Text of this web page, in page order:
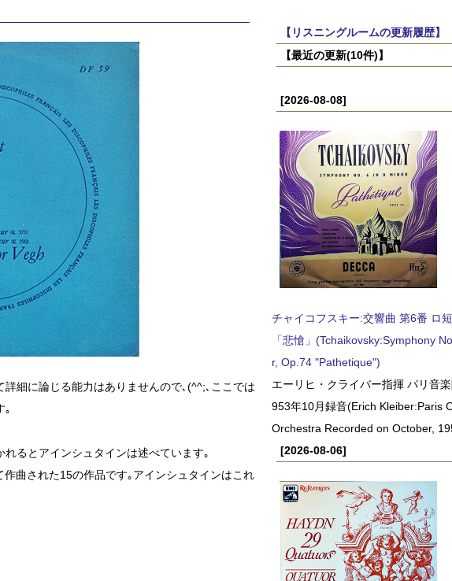
細に論じる能力はありませんので､(^^;､ここでは
｡
るとアインシュタインは述べています｡
曲された15の作品です｡アインシュタインはこれ
【リスニングルームの更新履歴】
【最近の更新(10件)】
[2026-08-08]
チャイコフスキー:交響曲 第6番 ロ
「悲愴」(Tchaikovsky:Symphony
r, Op.74 "Pathetique")
エーリヒ・クライバー指揮 パリ音
953年10月録音(Erich Kleiber:Paris
Orchestra Recorded on October,
[2026-08-06]